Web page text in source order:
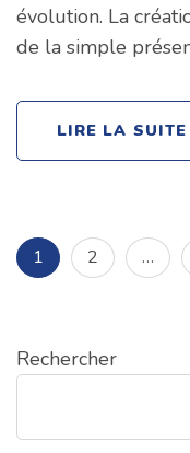
évolution. La
de la simple
LIRE LA SUITE
Pagination
publications
Page
1 Page
2 …
Rechercher